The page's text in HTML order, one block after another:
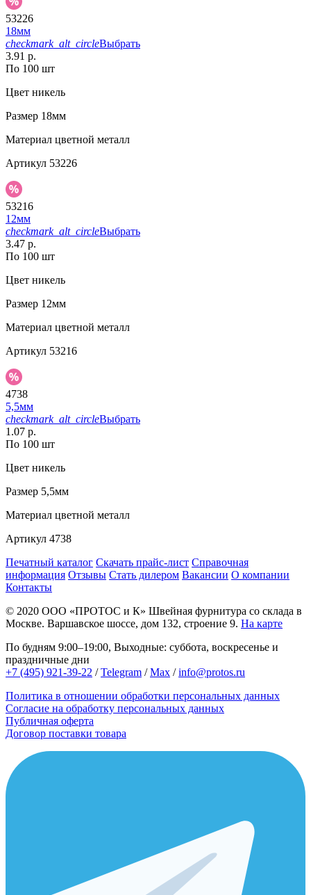
53226
18мм
checkmark_alt_circleВыбрать
3.91 р.
По 100 шт
Цвет никель
Размер 18мм
Материал цветной металл
Артикул 53226
53216
12мм
checkmark_alt_circleВыбрать
3.47 р.
По 100 шт
Цвет никель
Размер 12мм
Материал цветной металл
Артикул 53216
4738
5,5мм
checkmark_alt_circleВыбрать
1.07 р.
По 100 шт
Цвет никель
Размер 5,5мм
Материал цветной металл
Артикул 4738
Печатный каталог Скачать прайс-лист Справочная
информация Отзывы Стать дилером Вакансии О компании
Контакты
© 2020 ООО «ПРОТОС и К» Швейная фурнитура со склада в
Москве. Варшавское шоссе, дом 132, строение 9. На карте
По будням 9:00–19:00, Выходные: суббота, воскресенье и
праздничные дни
+7 (495) 921-39-22 /Telegram /Max /info@protos.ru
Политика в отношении обработки персональных данных
Согласие на обработку персональных данных
Публичная оферта
Договор поставки товара